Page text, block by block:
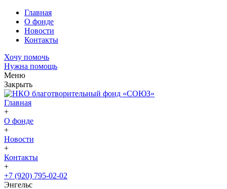
Главная
О фонде
Новости
Контакты
Хочу помочь
Нужна помощь
Меню
Закрыть
Главная
+
О фонде
+
Новости
+
Контакты
+
+7 (920) 795-02-02
Энгельс